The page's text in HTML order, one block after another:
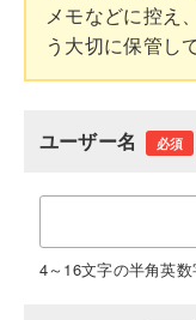
メモなどに控え
う大切に保管し
ユーザー名 必須
4～16文字の半角英